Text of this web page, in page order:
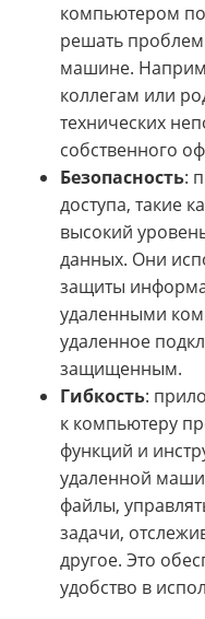
компьютером
решать
машине.
коллегам или
технических
собственного
Безопасность:
доступа, такие
высокий
данных. Они
защиты
удаленными
удаленное
защищенным.
Гибкость:
к компьютеру
функций и
удаленной
файлы,
задачи,
другое. Это
удобство в